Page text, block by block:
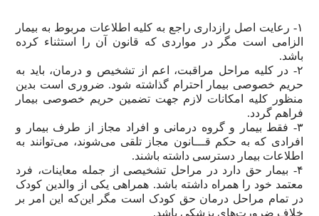
۱- رعایت اصل رازداری راجع به کلیه اطلاعات مربوط به بیمار
الزامی است مگر در مواردی که قانون آن را استثناء کرده
باشد.
۲- در کلیه مراحل مراقبت، اعم از تشخیص و درمان، باید به
حریم خصوصی بیمار احترام گذاشته شود. ضروری است بدین
منظور کلیه امکانات لازم جهت تضمین حریم خصوصی بیمار
فراهم گردد.
۳- فقط بیمار و گروه درمانی و افراد مجاز از طرف بیمار و
افرادی که به حکم قـــانون مجاز تلقی می‌شوند، می‌توانند به
اطلاعات بیمار دسترسی داشته باشند.
۴- بیمار حق دارد در مراحل تشخیصی از جمله معاینات، فرد
معتمد خود را همراه داشته باشد. همراهی یکی از والدین کودک
در تمام مراحل درمان حق کودک است مگر این‌که این امر بر
خلاف ضرورت‌های پزشکی باشد.